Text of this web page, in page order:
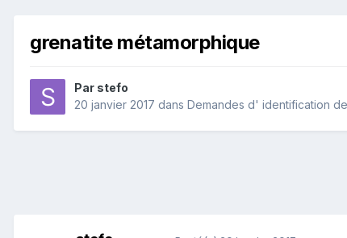
grenatite métamorphique
Par stefo
20 janvier 2017 dans Demandes d' identification